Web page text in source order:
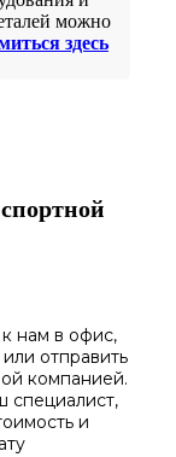
можно
здесь
нам в офис,
или отправить
компанией.
специалист,
и